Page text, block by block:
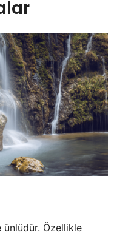
Özellikle